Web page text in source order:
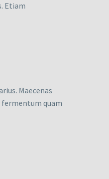
Etiam
Maecenas
fermentum quam